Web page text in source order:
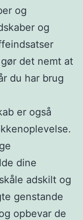
og
og
det nemt at
du har brug
er også
dine
adskilt og
genstande
opbevar de